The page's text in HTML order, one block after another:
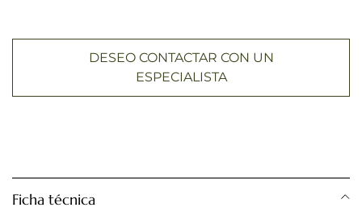
DESEO CONTACTAR CON UN
ESPECIALISTA
Ficha técnica